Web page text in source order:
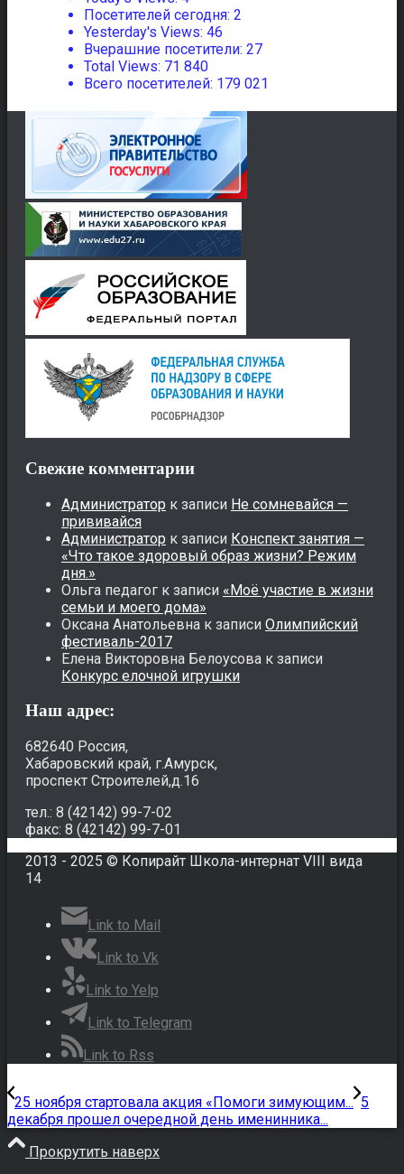
Посетителей сегодня: 2
Yesterday's Views: 46
Вчерашние посетители: 27
Total Views: 71 840
Всего посетителей: 179 021
Свежие комментарии
Администратор к записи Не сомневайся —
прививайся
Администратор к записи Конспект занятия —
«Что такое здоровый образ жизни? Режим
дня.»
Ольга педагог к записи «Моё участие в жизни
семьи и моего дома»
Оксана Анатольевна к записи Олимпийский
фестиваль-2017
Елена Викторовна Белоусова к записи
Конкурс елочной игрушки
Наш адрес:
682640 Россия,
Хабаровский край, г.Амурск,
проспект Строителей,д.16
тел.: 8 (42142) 99-7-02
факс: 8 (42142) 99-7-01
2013 - 2025 © Копирайт Школа-интернат VIII вида
14
Link to Mail
Link to Vk
Link to Yelp
Link to Telegram
Link to Rss
25 ноября стартовала акция «Помоги зимующим... 5
декабря прошел очередной день именинника...
Прокрутить наверх